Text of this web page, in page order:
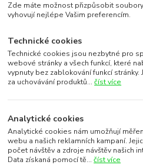
Zde máte možnost přizpůsobit
vyhovují nejlépe Vašim preferencím.
Technické cookies
Technické cookies jsou nezbytné pro
webové stránky a všech funkcí, které
vypnuty bez zablokování funkcí
za uchovávání produktů...číst více
Analytické cookies
Analytické cookies nám umožňují
webu a našich reklamních kampaní.
počet návštěv a zdroje návštěv našich
Data získaná pomocí tě...číst více